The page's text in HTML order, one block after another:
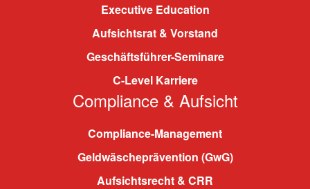
Executive Education
Aufsichtsrat & Vorstand
Geschäftsführer-Seminare
C-Level Karriere
Compliance & Aufsicht
Compliance-Management
Geldwäscheprävention (GwG)
Aufsichtsrecht & CRR